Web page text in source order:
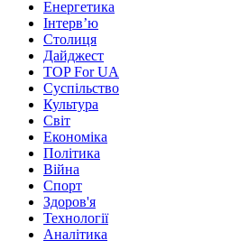
Енергетика
Інтерв’ю
Столиця
Дайджест
TOP For UA
Суспiльство
Культура
Світ
Економіка
Політика
Війна
Спорт
Здоров'я
Технології
Аналітика